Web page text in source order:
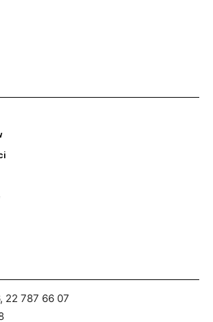
22 787 66 07